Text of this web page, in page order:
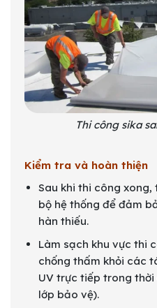
Thi công sika
Kiểm tra và hoàn thiện
Sau khi thi công
bộ hệ thống để đảm
hàn thiếu.
Làm sạch khu vực thi
chống thấm khỏi các
UV trực tiếp trong
lớp bảo vệ).